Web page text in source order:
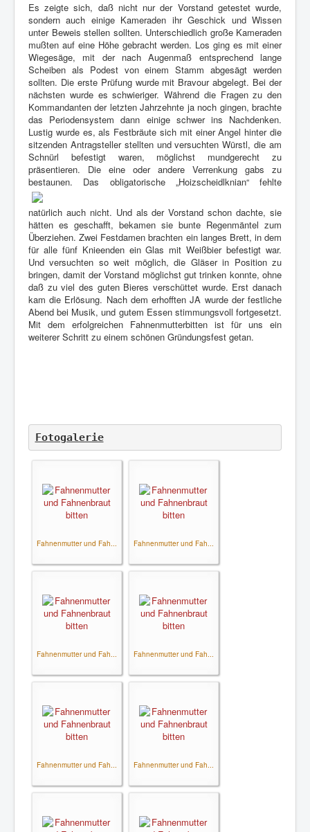
Es zeigte sich, daß nicht nur der Vorstand getestet wurde,
sondern auch einige Kameraden ihr Geschick und Wissen
unter Beweis stellen sollten. Unterschiedlich große Kameraden
mußten auf eine Höhe gebracht werden. Los ging es mit einer
Wiegesäge, mit der nach Augenmaß entsprechend lange
Scheiben als Podest von einem Stamm abgesägt werden
sollten. Die erste Prüfung wurde mit Bravour abgelegt. Bei der
nächsten wurde es schwieriger. Während die Fragen zu den
Kommandanten der letzten Jahrzehnte ja noch gingen, brachte
das Periodensystem dann einige schwer ins Nachdenken.
Lustig wurde es, als Festbräute sich mit einer Angel hinter die
sitzenden Antragsteller stellten und versuchten Würstl, die am
Schnürl befestigt waren, möglichst mundgerecht zu
präsentieren. Die eine oder andere Verrenkung gabs zu
bestaunen. Das obligatorische „Hoizscheidlknian“ fehlte
natürlich auch nicht. Und als der Vorstand schon dachte, sie
hätten es geschafft, bekamen sie bunte Regenmäntel zum
Überziehen. Zwei Festdamen brachten ein langes Brett, in dem
für alle fünf Knieenden ein Glas mit Weißbier befestigt war.
Und versuchten so weit möglich, die Gläser in Position zu
bringen, damit der Vorstand möglichst gut trinken konnte, ohne
daß zu viel des guten Bieres verschüttet wurde. Erst danach
kam die Erlösung. Nach dem erhofften JA wurde der festliche
Abend bei Musik, und gutem Essen stimmungsvoll fortgesetzt.
Mit dem erfolgreichen Fahnenmutterbitten ist für uns ein
weiterer Schritt zu einem schönen Gründungsfest getan.
Fotogalerie
Fahnenmutter und Fah... Fahnenmutter und Fah...
Fahnenmutter und Fah... Fahnenmutter und Fah...
Fahnenmutter und Fah... Fahnenmutter und Fah...